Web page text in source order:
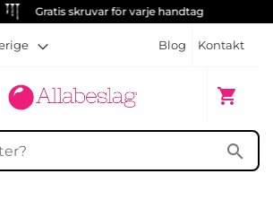
Gratis skruvar för varje handtag
Blog Kontakt
shopping_cart
Min
search